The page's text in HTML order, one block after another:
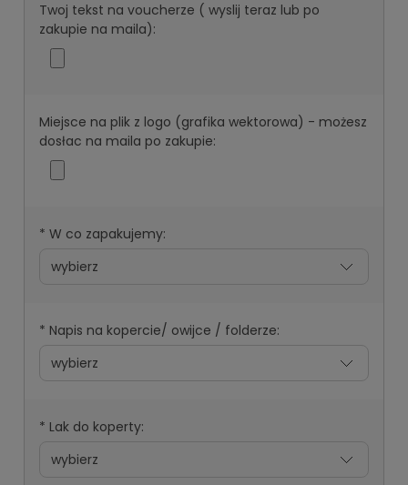
Twoj tekst na voucherze ( wyslij teraz lub po
zakupie na maila):
Miejsce na plik z logo (grafika wektorowa) - możesz
dosłac na maila po zakupie:
* W co zapakujemy:
* Napis na kopercie/ owijce / folderze:
* Lak do koperty: